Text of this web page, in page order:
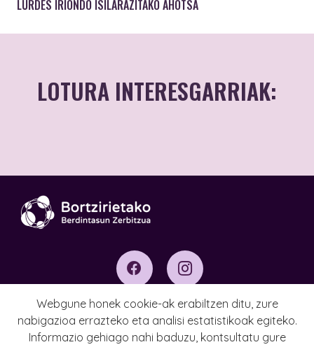
LURDES IRIONDO ISILARAZITAKO AHOTSA
LOTURA INTERESGARRIAK:
Lege Oharra
Webgune honek cookie-ak erabiltzen ditu, zure
nabigazioa errazteko eta analisi estatistikoak egiteko.
Informazio gehiago nahi baduzu, kontsultatu gure